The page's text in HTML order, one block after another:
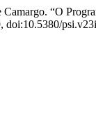
Camargo. “O
doi:10.5380/